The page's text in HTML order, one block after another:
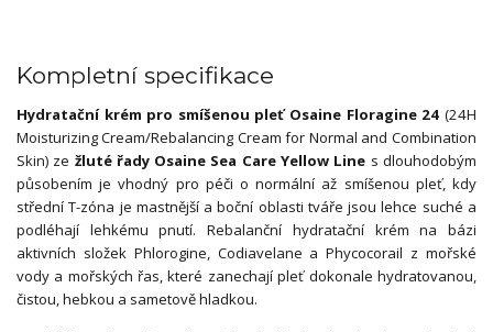
Kompletní specifikace
Hydratační krém pro smíšenou pleť Osaine Floragine 24 (24H
Moisturizing Cream/Rebalancing Cream for Normal and Combination
Skin) ze žluté řady Osaine Sea Care Yellow Line s dlouhodobým
působením je vhodný pro péči o normální až smíšenou pleť, kdy
střední T-zóna je mastnější a boční oblasti tváře jsou lehce suché a
podléhají lehkému pnutí. Rebalanční hydratační krém na bázi
aktivních složek Phlorogine, Codiavelane a Phycocorail z mořské
vody a mořských řas, které zanechají pleť dokonale hydratovanou,
čistou, hebkou a sametově hladkou.